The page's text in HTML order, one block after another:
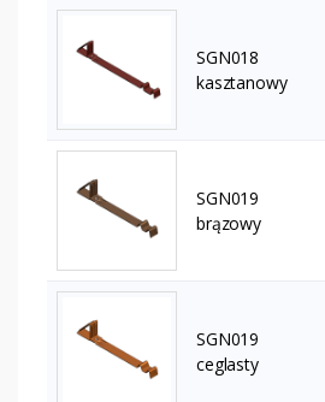
SGN018
kasztanowy
SGN019
brązowy
SGN019
ceglasty